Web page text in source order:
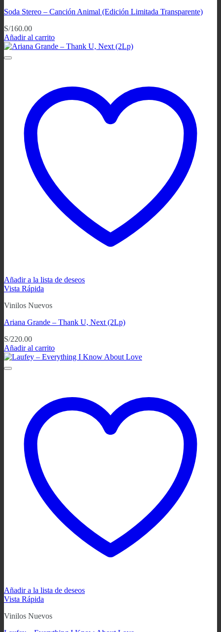
Soda Stereo ‎– Canción Animal (Edición Limitada Transparente)
S/160.00
Añadir al carrito
Añadir a la lista de deseos
Vista Rápida
Vinilos Nuevos
Ariana Grande – Thank U, Next (2Lp)
S/220.00
Añadir al carrito
Añadir a la lista de deseos
Vista Rápida
Vinilos Nuevos